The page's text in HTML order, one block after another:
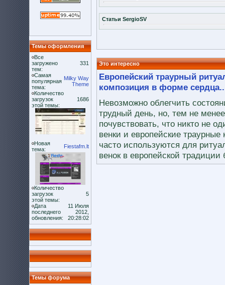
Темы оформления
Все
загружено
тем:
331
Самая
популярная
тема:
Milky Way
Theme
Количество
загрузок
этой темы:
1686
Новая
тема:
Fiestafm.lt
Количество
загрузок
этой темы:
5
Дата
последнего
обновления:
11 Июля
2012,
20:28:02
Темы форума
Статьи SergioSV
Это интересно
Европейский траурный
композиция в форме сердца..
Невозможно облегчить
трудный день, но, тем не
почувствовать, что никто не
венки и европейские
часто используются для
венок в европейской традиции